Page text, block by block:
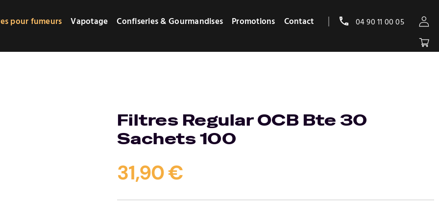
pour fumeurs Vapotage Confiseries & Gourmandises Promotions Contact 04 90 11 00 05
Filtres Regular OCB Bte 30
Sachets 100
31,90€